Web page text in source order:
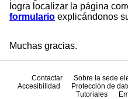
logra localizar la página
formulario explicándonos
Muchas gracias.
Contactar Sobre la sede
Accesibilidad
Protección de
Tutoriales